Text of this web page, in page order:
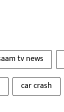
tv news
car crash